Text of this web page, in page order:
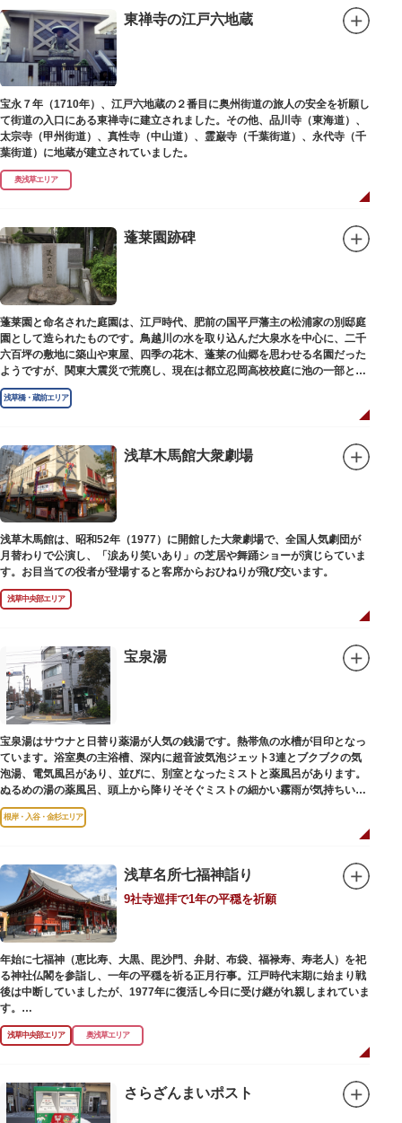
東禅寺の江戸六地蔵
宝永７年（1710年）、江戸六地蔵の２番目に奥州街道の旅人の安全を祈願し
て街道の入口にある東禅寺に建立されました。その他、品川寺（東海道）、
太宗寺（甲州街道）、真性寺（中山道）、霊巌寺（千葉街道）、永代寺（千
葉街道）に地蔵が建立されていました。
奥浅草エリア
蓬莱園跡碑
蓬莱園と命名された庭園は、江戸時代、肥前の国平戸藩主の松浦家の別邸庭
園として造られたものです。鳥越川の水を取り込んだ大泉水を中心に、二千
六百坪の敷地に築山や東屋、四季の花木、蓬莱の仙郷を思わせる名園だった
ようですが、関東大震災で荒廃し、現在は都立忍岡高校校庭に池の一部と都
指定の天然記念物の大イチョウを残すのみです。
浅草橋・蔵前エリア
浅草木馬館大衆劇場
浅草木馬館は、昭和52年（1977）に開館した大衆劇場で、全国人気劇団が
月替わりで公演し、「涙あり笑いあり」の芝居や舞踊ショーが演じらていま
す。お目当ての役者が登場すると客席からおひねりが飛び交います。
浅草中央部エリア
宝泉湯
宝泉湯はサウナと日替り薬湯が人気の銭湯です。熱帯魚の水槽が目印となっ
ています。浴室奥の主浴槽、深内に超音波気泡ジェット3連とブクブクの気
泡湯、電気風呂があり、並びに、別室となったミストと薬風呂があります。
ぬるめの湯の薬風呂、頭上から降りそそぐミストの細かい霧雨が気持ちいい
と評判です。
根岸・入谷・金杉エリア
浅草名所七福神詣り
9社寺巡拝で1年の平穏を祈願
年始に七福神（恵比寿、大黒、毘沙門、弁財、布袋、福禄寿、寿老人）を祀
る神社仏閣を参詣し、一年の平穏を祈る正月行事。江戸時代末期に始まり戦
後は中断していましたが、1977年に復活し今日に受け継がれ親しまれていま
す。
浅草名所七福神の特徴は福禄寿、寿老人が2社ずつあり、巡る社寺が9ヶ所あ
るところ。九は数の究み、鳩と言う字にも使われていて、鳩は「集まる」と
絵馬をつけ、色紙・福絵に御朱印をいただきながら巡拝しましょう。
浅草中央部エリア 奥浅草エリア
さらざんまいポスト